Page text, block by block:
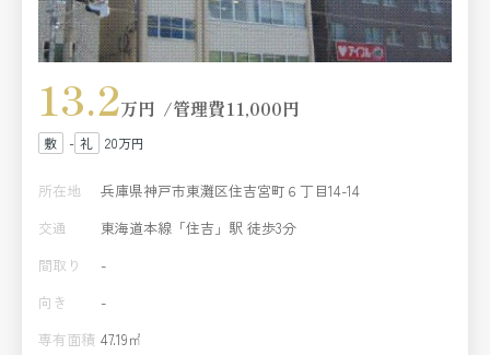
13.2万円 管理費11,000円
- 20万円
所在地
兵庫県神戸市東灘区住吉宮町６丁目14-14
交通
東海道本線「住吉」駅 徒歩3分
間取り
-
向き
-
専有面積 47.19㎡